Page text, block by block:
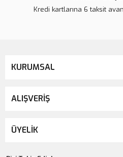
Kredi kartlarına 6 taksit
KURUMSAL
ALIŞVERİŞ
ÜYELİK